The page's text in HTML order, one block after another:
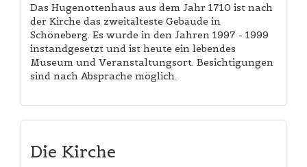
Das Hugenottenhaus aus dem Jahr 1710 ist nach
der Kirche das zweitälteste Gebäude in
Schöneberg. Es wurde in den Jahren 1997 - 1999
instandgesetzt und ist heute ein lebendes
Museum und Veranstaltungsort. Besichtigungen
sind nach Absprache möglich.
Die Kirche